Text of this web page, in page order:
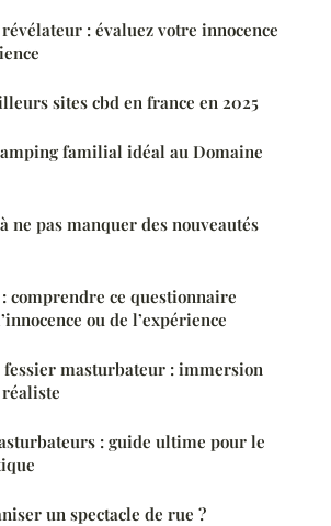
: évaluez votre innocence
sites cbd en france en 2025
familial idéal au Domaine
ne pas manquer des nouveautés
comprendre ce questionnaire
ou de l’expérience
fessier masturbateur : immersion
: guide ultime pour le
un spectacle de rue ?